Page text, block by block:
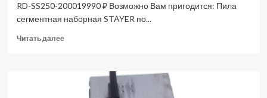
RD-SS250-200019990 ₽ Возможно Вам пригодится: Пила
сегментная наборная STAYER по...
Читать далееПрочитать
циркулярная